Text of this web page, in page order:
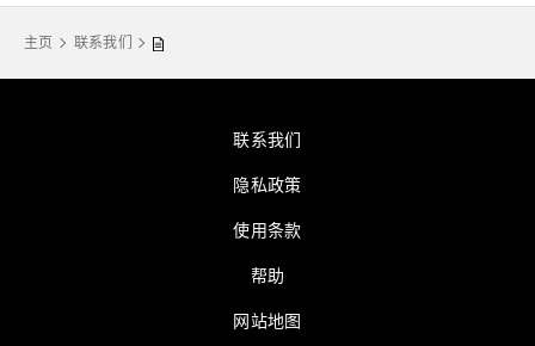
主页 联系我们
联系我们
隐私政策
使用条款
帮助
网站地图